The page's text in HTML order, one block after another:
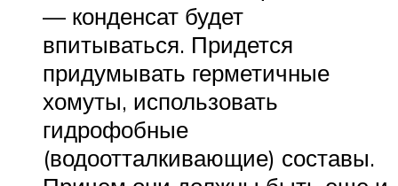
— конденсат будет
впитываться. Придется
придумывать герметичные
хомуты, использовать
гидрофобные
(водоотталкивающие) составы.